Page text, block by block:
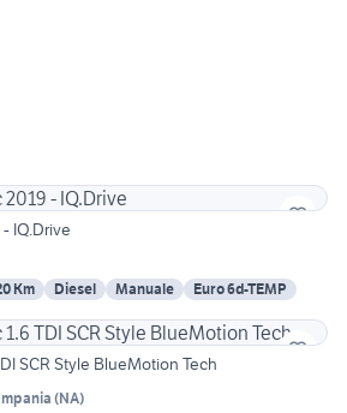
IQ.Drive
Km Diesel Manuale
Euro 6d-TEMP
SCR Style BlueMotion Tech
(NA)